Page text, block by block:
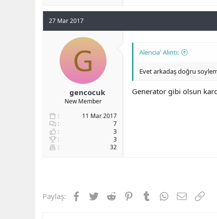
27 Mar 2017
G
gencocuk
New Member
11 Mar 2017
7
3
3
32
Alencia' Alıntı:
Evet arkadaş doğru
Generator gibi olsun
Paylaş: Facebook
TwitterReddit PinterestTumblrWhatsApp
E-postaLink